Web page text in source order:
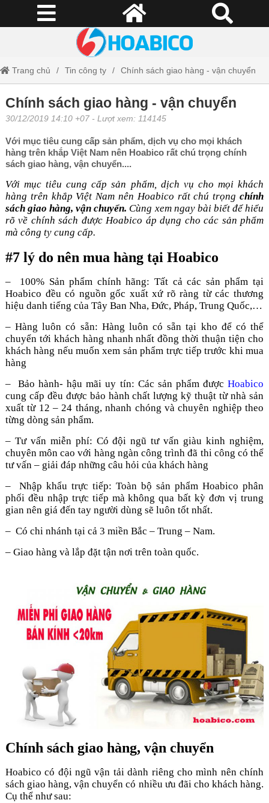
Trang chủ Tin công ty Chính sách giao hàng - vận chuyển
Chính sách giao hàng - vận chuyển
30/12/2019 14:10 +07 - Lượt xem: 114145
Với mục tiêu cung cấp sản phẩm, dịch vụ cho mọi khách
hàng trên khắp Việt Nam nên Hoabico rất chú trọng chính
sách giao hàng, vận chuyển....
Với mục tiêu cung cấp sản phẩm, dịch vụ cho mọi khách
hàng trên khắp Việt Nam nên Hoabico rất chú trọngchính
sách giao hàng, vận chuyển. Cùng xem ngay bài biết để hiểu
rõ về chính sách được Hoabico áp dụng cho các sản phẩm
mà công ty cung cấp.
#7 lý do nên mua hàng tại Hoabico
– 100% Sản phẩm chính hãng: Tất cả các sản phẩm tại
Hoabico đều có nguồn gốc xuất xứ rõ ràng từ các thương
hiệu danh tiếng của Tây Ban Nha, Đức, Pháp, Trung Quốc,…
– Hàng luôn có sẵn: Hàng luôn có sẵn tại kho để có thể
chuyển tới khách hàng nhanh nhất đồng thời thuận tiện cho
khách hàng nếu muốn xem sản phẩm trực tiếp trước khi mua
hàng
– Bảo hành- hậu mãi uy tín: Các sản phẩm đượcHoabico
cung cấp đều được bảo hành chất lượng kỹ thuật từ nhà sản
xuất từ 12 – 24 tháng, nhanh chóng và chuyên nghiệp theo
từng dòng sản phẩm.
– Tư vấn miễn phí: Có đội ngũ tư vấn giàu kinh nghiệm,
chuyên môn cao với hàng ngàn công trình đã thi công có thể
tư vấn – giải đáp những câu hỏi của khách hàng
– Nhập khẩu trực tiếp: Toàn bộ sản phẩm Hoabico phân
phối đều nhập trực tiếp mà không qua bất kỳ đơn vị trung
gian nên giá đến tay người dùng sẽ luôn tốt nhất.
– Có chi nhánh tại cả 3 miền Bắc – Trung – Nam.
– Giao hàng và lắp đặt tận nơi trên toàn quốc.
Chính sách giao hàng, vận chuyển
Hoabico có đội ngũ vận tải dành riêng cho mình nên chính
sách giao hàng, vận chuyển có nhiều ưu đãi cho khách hàng.
Cụ thể như sau: